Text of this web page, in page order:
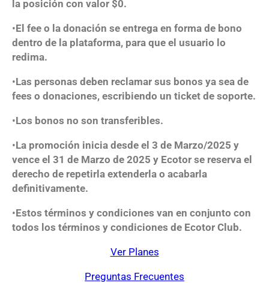
la posición con valor $0.
•El fee o la donación se entrega en forma de bono
dentro de la plataforma, para que el usuario lo
redima.
•Las personas deben reclamar sus bonos ya sea de
fees o donaciones, escribiendo un ticket de soporte.
•Los bonos no son transferibles.
•La promoción inicia desde el 3 de Marzo/2025 y
vence el 31 de Marzo de 2025 y Ecotor se reserva el
derecho de repetirla extenderla o acabarla
definitivamente.
•Estos términos y condiciones van en conjunto con
todos los términos y condiciones de Ecotor Club.
Ver Planes
Preguntas Frecuentes